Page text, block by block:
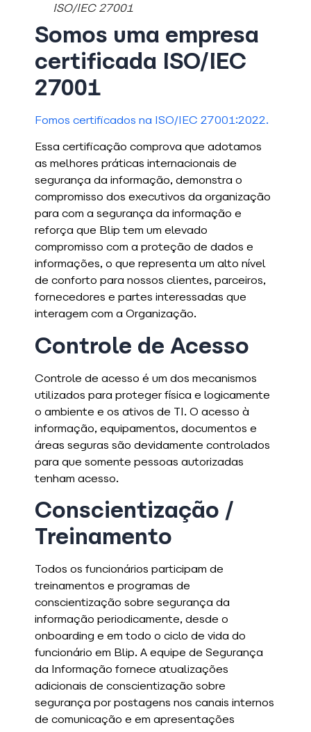
ISO/IEC 27001
Somos uma empresa
certificada ISO/IEC
27001
Fomos certificados na ISO/IEC 27001:2022.
Essa certificação comprova que adotamos
as melhores práticas internacionais de
segurança da informação, demonstra o
compromisso dos executivos da organização
para com a segurança da informação e
reforça que Blip tem um elevado
compromisso com a proteção de dados e
informações, o que representa um alto nível
de conforto para nossos clientes, parceiros,
fornecedores e partes interessadas que
interagem com a Organização.
Controle de Acesso
Controle de acesso é um dos mecanismos
utilizados para proteger física e logicamente
o ambiente e os ativos de TI. O acesso à
informação, equipamentos, documentos e
áreas seguras são devidamente controlados
para que somente pessoas autorizadas
tenham acesso.
Conscientização /
Treinamento
Todos os funcionários participam de
treinamentos e programas de
conscientização sobre segurança da
informação periodicamente, desde o
onboarding e em todo o ciclo de vida do
funcionário em Blip. A equipe de Segurança
da Informação fornece atualizações
adicionais de conscientização sobre
segurança por postagens nos canais internos
de comunicação e em apresentações